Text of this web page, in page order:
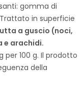
gomma di
in superficie
a guscio (noci,
e arachidi.
per 100 g. Il prodotto
della